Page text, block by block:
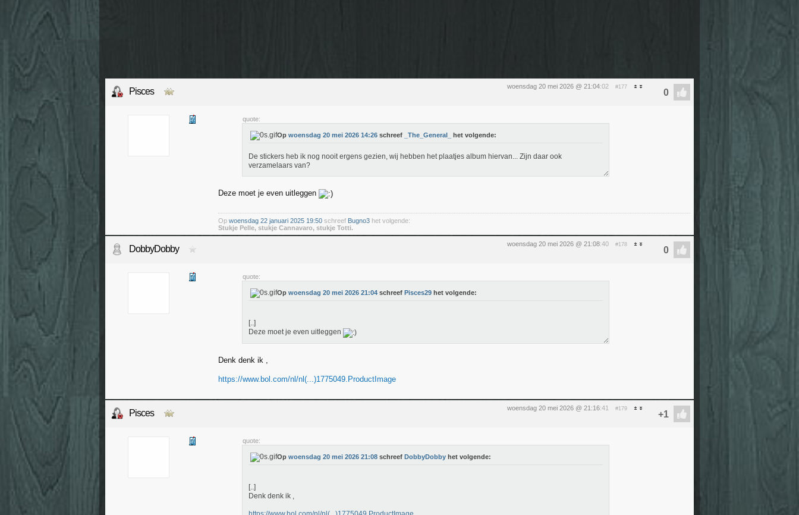
woensdag 20 mei 2026 @ 21:04:02 #177
Pisces
quote:
Op woensdag 20 mei 2026 14:26 schreef _The_General_ het volgende:
De stickers heb ik nog nooit ergens gezien, wij hebben het plaatjes album hiervan... Zijn daar ook
verzamelaars van?
Deze moet je even uitleggen
Op woensdag 22 januari 2025 19:50 schreef Bugno3 het volgende:
Stukje Pelle, stukje Cannavaro, stukje Totti.
woensdag 20 mei 2026 @ 21:08:40 #178
DobbyDobby
quote:
Op woensdag 20 mei 2026 21:04 schreef Pisces29 het volgende:
[..]
Deze moet je even uitleggen
Denk denk ik ,
https://www.bol.com/nl/nl(...)1775049.ProductImage
woensdag 20 mei 2026 @ 21:16:41 #179
Pisces
quote:
Op woensdag 20 mei 2026 21:08 schreef DobbyDobby het volgende:
[..]
Denk denk ik ,